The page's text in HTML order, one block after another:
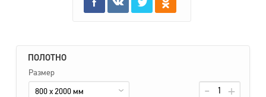
ПОЛОТНО
Размер
800 x 2000 мм